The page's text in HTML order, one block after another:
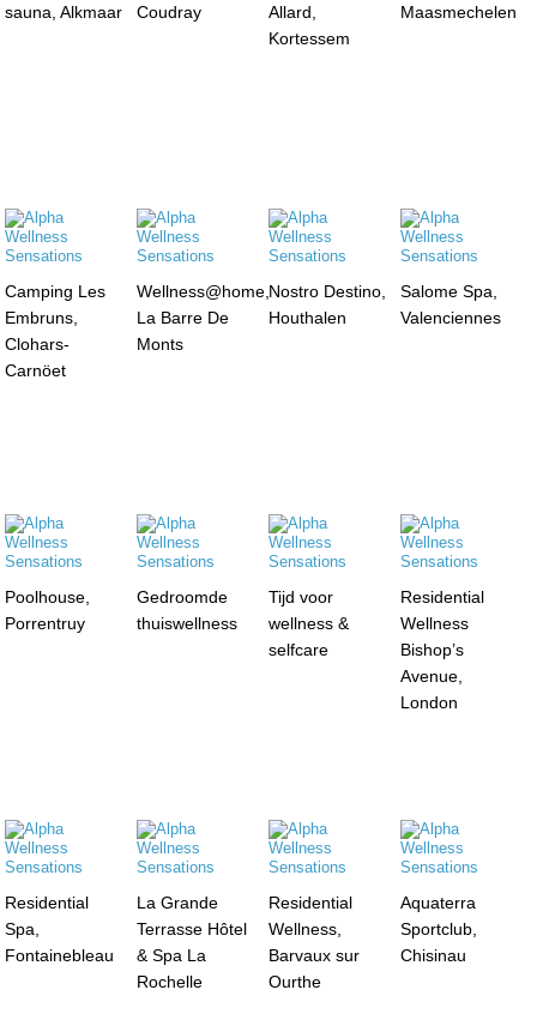
sauna, Alkmaar
Coudray
Allard,
Kortessem
Maasmechelen
Camping Les
Embruns,
Clohars-
Carnöet
Wellness@home,
La Barre De
Monts
Nostro Destino,
Houthalen
Salome Spa,
Valenciennes
Poolhouse,
Porrentruy
Gedroomde
thuiswellness
Tijd voor
wellness &
selfcare
Residential
Wellness
Bishop’s
Avenue,
London
Residential
Spa,
Fontainebleau
La Grande
Terrasse Hôtel
& Spa La
Rochelle
Residential
Wellness,
Barvaux sur
Ourthe
Aquaterra
Sportclub,
Chisinau